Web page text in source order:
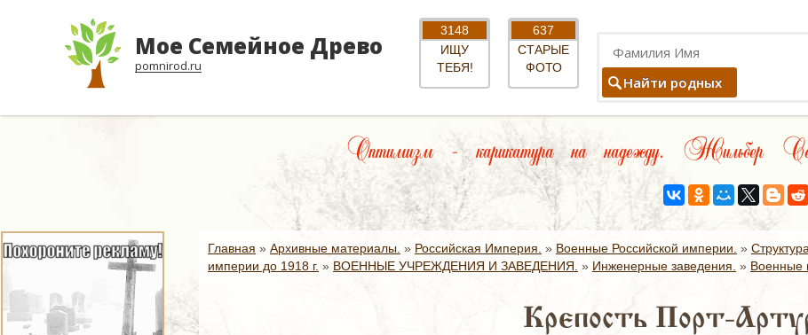
Мое Семейное Древо
pomnirod.ru
3148
ИЩУ
ТЕБЯ!
637
СТАРЫЕ
ФОТО
Найти родных
Оптимизм – карикатура на надежду. Жильбер
Главная » Архивные материалы. » Российская Империя. » Военные Российской империи. »
империи до 1918 г. » ВОЕННЫЕ УЧРЕЖДЕНИЯ И ЗАВЕДЕНИЯ. » Инженерные заведения. » Военные
Крепость Порт-